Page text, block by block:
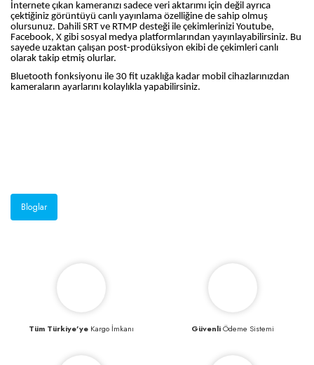
İnternete çıkan kameranızı sadece veri aktarımı için değil ayrıca
çektiğiniz görüntüyü canlı yayınlama özelliğine de sahip olmuş
olursunuz. Dahili SRT ve RTMP desteği ile çekimlerinizi Youtube,
Facebook, X gibi sosyal medya platformlarından yayınlayabilirsiniz. Bu
sayede uzaktan çalışan post-prodüksiyon ekibi de çekimleri canlı
olarak takip etmiş olurlar.
Bluetooth fonksiyonu ile 30 fit uzaklığa kadar mobil cihazlarınızdan
kameraların ayarlarını kolaylıkla yapabilirsiniz.
Bloglar
Tüm Türkiye’yeKargo İmkanı GüvenliÖdeme Sistemi